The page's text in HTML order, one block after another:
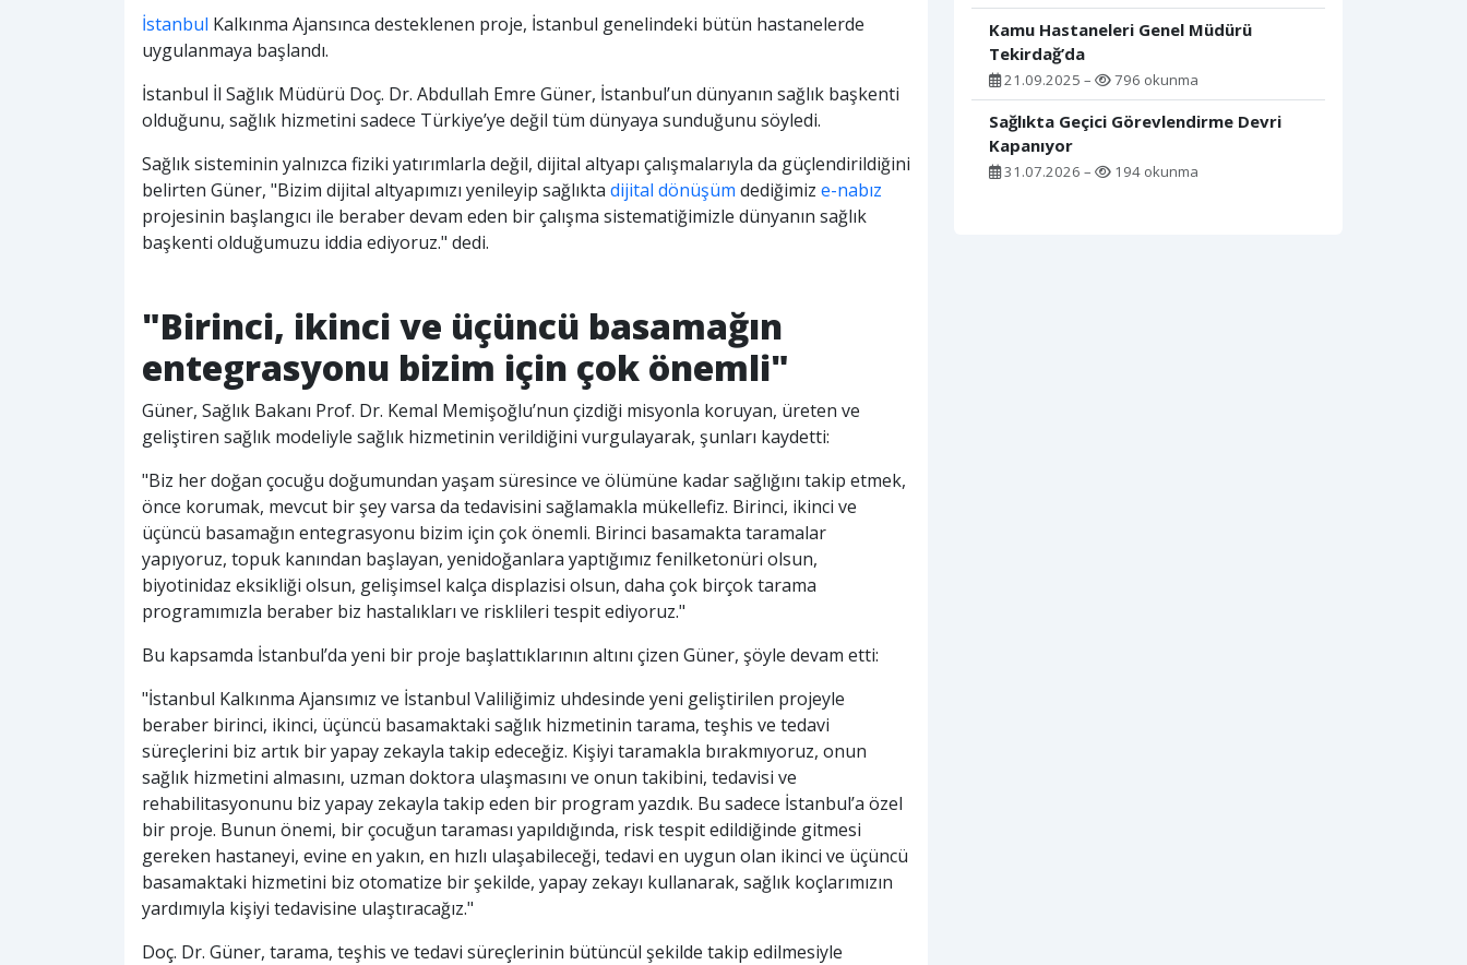
İstanbul Kalkınma Ajansınca desteklenen proje, İstanbul genelindeki bütün hastanelerde
uygulanmaya başlandı.
İstanbul İl Sağlık Müdürü Doç. Dr. Abdullah Emre Güner, İstanbul’un dünyanın sağlık başkenti
olduğunu, sağlık hizmetini sadece Türkiye’ye değil tüm dünyaya sunduğunu söyledi.
Sağlık sisteminin yalnızca fiziki yatırımlarla değil, dijital altyapı çalışmalarıyla da güçlendirildiğini
belirten Güner, "Bizim dijital altyapımızı yenileyip sağlıkta dijital dönüşüm dediğimiz e-nabız
projesinin başlangıcı ile beraber devam eden bir çalışma sistematiğimizle dünyanın sağlık
başkenti olduğumuzu iddia ediyoruz." dedi.
"Birinci, ikinci ve üçüncü basamağın
entegrasyonu bizim için çok önemli"
Güner, Sağlık Bakanı Prof. Dr. Kemal Memişoğlu’nun çizdiği misyonla koruyan, üreten ve
geliştiren sağlık modeliyle sağlık hizmetinin verildiğini vurgulayarak, şunları kaydetti:
"Biz her doğan çocuğu doğumundan yaşam süresince ve ölümüne kadar sağlığını takip etmek,
önce korumak, mevcut bir şey varsa da tedavisini sağlamakla mükellefiz. Birinci, ikinci ve
üçüncü basamağın entegrasyonu bizim için çok önemli. Birinci basamakta taramalar
yapıyoruz, topuk kanından başlayan, yenidoğanlara yaptığımız fenilketonüri olsun,
biyotinidaz eksikliği olsun, gelişimsel kalça displazisi olsun, daha çok birçok tarama
programımızla beraber biz hastalıkları ve risklileri tespit ediyoruz."
Bu kapsamda İstanbul’da yeni bir proje başlattıklarının altını çizen Güner, şöyle devam etti:
"İstanbul Kalkınma Ajansımız ve İstanbul Valiliğimiz uhdesinde yeni geliştirilen projeyle
beraber birinci, ikinci, üçüncü basamaktaki sağlık hizmetinin tarama, teşhis ve tedavi
süreçlerini biz artık bir yapay zekayla takip edeceğiz. Kişiyi taramakla bırakmıyoruz, onun
sağlık hizmetini almasını, uzman doktora ulaşmasını ve onun takibini, tedavisi ve
rehabilitasyonunu biz yapay zekayla takip eden bir program yazdık. Bu sadece İstanbul’a özel
bir proje. Bunun önemi, bir çocuğun taraması yapıldığında, risk tespit edildiğinde gitmesi
gereken hastaneyi, evine en yakın, en hızlı ulaşabileceği, tedavi en uygun olan ikinci ve üçüncü
basamaktaki hizmetini biz otomatize bir şekilde, yapay zekayı kullanarak, sağlık koçlarımızın
yardımıyla kişiyi tedavisine ulaştıracağız."
Doç. Dr. Güner, tarama, teşhis ve tedavi süreçlerinin bütüncül şekilde takip edilmesiyle
Kamu Hastaneleri Genel Müdürü
Tekirdağ’da
21.09.2025 – 796 okunma
Sağlıkta Geçici Görevlendirme Devri
Kapanıyor
31.07.2026 – 194 okunma